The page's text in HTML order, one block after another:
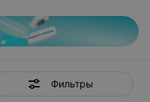
Фильтры